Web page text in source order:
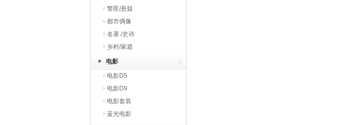
警匪/悬疑
都市偶像
名著./史诗
乡村/家庭
电影
电影D5
电影D9
电影套装
蓝光电影